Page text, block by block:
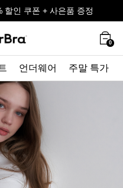
서비스
할인 쿠폰 + 사은품 증정
서비스
할인 쿠폰 + 사은품 증정
0
언더웨어 주말 특가